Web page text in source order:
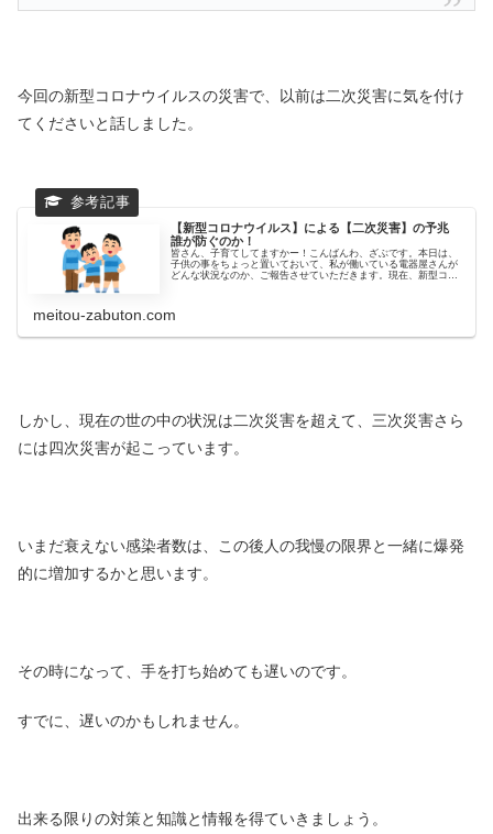
今回の新型コロナウイルスの災害で、以前は二次災害に気を付け
てくださいと話しました。
【新型コロナウイルス】による【二次災害】の予兆
誰が防ぐのか！
皆さん、子育てしてますかー！こんばんわ、ざぶです。本日は、
子供の事をちょっと置いておいて、私が働いている電器屋さんが
どんな状況なのか、ご報告させていただきます。現在、新型コロ
meitou-zabuton.com
しかし、現在の世の中の状況は二次災害を超えて、三次災害さら
には四次災害が起こっています。
いまだ衰えない感染者数は、この後人の我慢の限界と一緒に爆発
的に増加するかと思います。
その時になって、手を打ち始めても遅いのです。
すでに、遅いのかもしれません。
出来る限りの対策と知識と情報を得ていきましょう。